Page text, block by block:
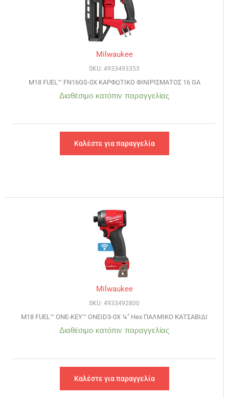
Milwaukee
SKU: 4933493353
M18 FUEL™ FN16GS-0X ΚΑΡΦΩΤΙΚΟ ΦΙΝΙΡΙΣΜΑΤΟΣ 16 GA
Διαθέσιμο κατόπιν παραγγελίας
Καλέστε για παραγγελία
Milwaukee
SKU: 4933492800
M18 FUEL™ ONE-KEY™ ONEID3-0X ¼″ Hex ΠΑΛΜΙΚΟ ΚΑΤΣΑΒΙΔΙ
Διαθέσιμο κατόπιν παραγγελίας
Καλέστε για παραγγελία